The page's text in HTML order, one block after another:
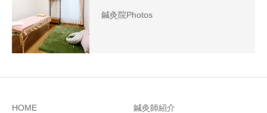
鍼灸院Photos
HOME 鍼灸師紹介